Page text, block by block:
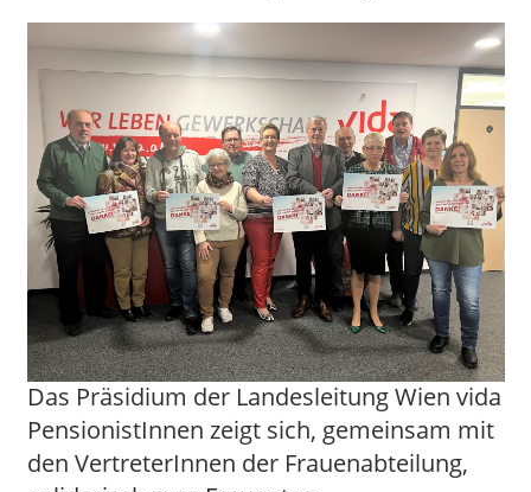
Das Präsidium der Landesleitung Wien vida
PensionistInnen zeigt sich, gemeinsam mit
den VertreterInnen der Frauenabteilung,